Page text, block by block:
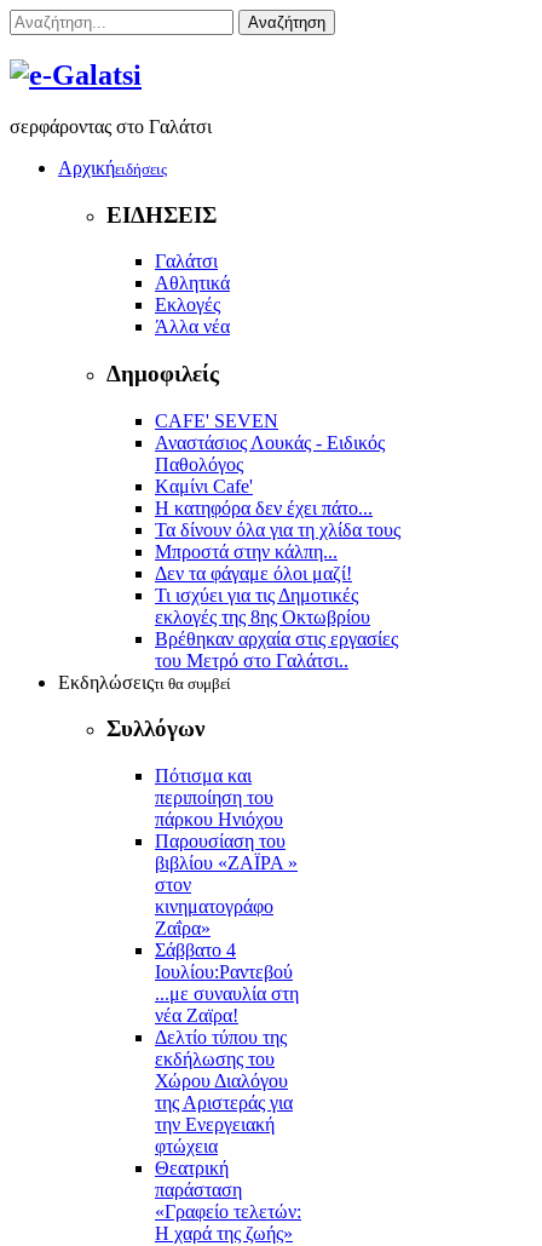
Αναζήτηση
σερφάροντας στο Γαλάτσι
Αρχικήειδήσεις
ΕΙΔΗΣΕΙΣ
Γαλάτσι
Αθλητικά
Εκλογές
Άλλα νέα
Δημοφιλείς
CAFE' SEVEN
Αναστάσιος Λουκάς - Ειδικός
Παθολόγος
Kαμίνι Cafe'
Η κατηφόρα δεν έχει πάτο...
Τα δίνουν όλα για τη χλίδα τους
Μπροστά στην κάλπη...
Δεν τα φάγαμε όλοι μαζί!
Τι ισχύει για τις Δημοτικές
εκλογές της 8ης Οκτωβρίου
Βρέθηκαν αρχαία στις εργασίες
του Μετρό στο Γαλάτσι..
Εκδηλώσειςτι θα συμβεί
Συλλόγων
Πότισμα και
περιποίηση του
πάρκου Ηνιόχου
Παρουσίαση του
βιβλίου «ΖΑΪΡΑ »
στον
κινηματογράφο
Ζαΐρα»
Σάββατο 4
Ιουλίου:Ραντεβού
...με συναυλία στη
νέα Ζαϊρα!
Δελτίο τύπου της
εκδήλωσης του
Χώρου Διαλόγου
της Αριστεράς για
την Ενεργειακή
φτώχεια
Θεατρική
παράσταση
«Γραφείο τελετών:
Η χαρά της ζωής»